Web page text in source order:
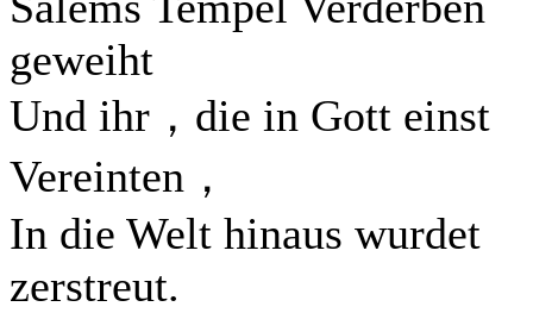
geweiht
Und ihr，die in Gott einst
Vereinten，
In die Welt hinaus wurdet
zerstreut.